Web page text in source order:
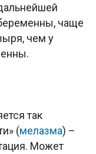
чаще
чем у
так
(мелазма) –
Может